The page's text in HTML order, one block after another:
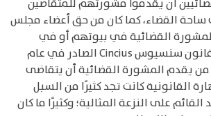
أن يقدموا مشورتهم للمتقاضين
القضاء، كما كان من حق أعضاء مجلس
القضائية في بيوتهم أو في
مجالس عامة. وكان قانون سنسيوس Cincius الصادر في عام
من يقدم المشورة القضائية أن يتقاضى
القانونية كانت تجد كثيرًا من السبل
على النزعة المثالية؛ وكثيرًا ما كان